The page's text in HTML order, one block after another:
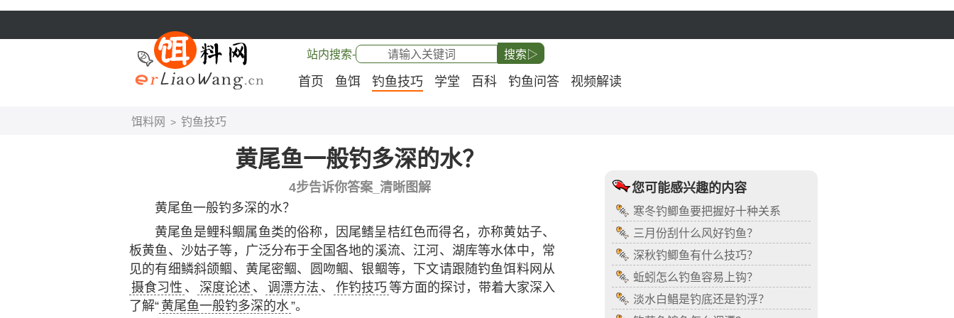
站内搜索- 搜索▷
首页 鱼饵 钓鱼技巧 学堂 百科 钓鱼问答 视频解读
饵料网 > 钓鱼技巧
黄尾鱼一般钓多深的水？
4步告诉你答案_清晰图解
黄尾鱼一般钓多深的水？
黄尾鱼是鲤科鲴属鱼类的俗称，因尾鳍呈桔红色而得名，亦称黄姑子、
板黄鱼、沙姑子等，广泛分布于全国各地的溪流、江河、湖库等水体中，常
见的有细鳞斜颌鲴、黄尾密鲴、圆吻鲴、银鲴等，下文请跟随钓鱼饵料网从
摄食习性 、 深度论述 、 调漂方法 、 作钓技巧 等方面的探讨，带着大家深入
了解“ 黄尾鱼一般钓多深的水”。
您可能感兴趣的内容
寒冬钓鲫鱼要把握好十种关系
三月份刮什么风好钓鱼？
深秋钓鲫鱼有什么技巧？
蚯蚓怎么钓鱼容易上钩？
淡水白鲳是钓底还是钓浮？